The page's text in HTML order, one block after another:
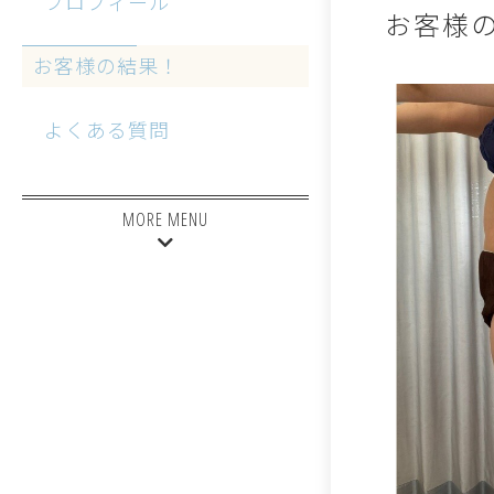
お客様の結果！
よくある質問
MORE MENU
お客様